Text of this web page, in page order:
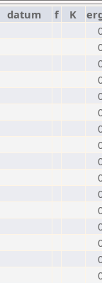
datum f K